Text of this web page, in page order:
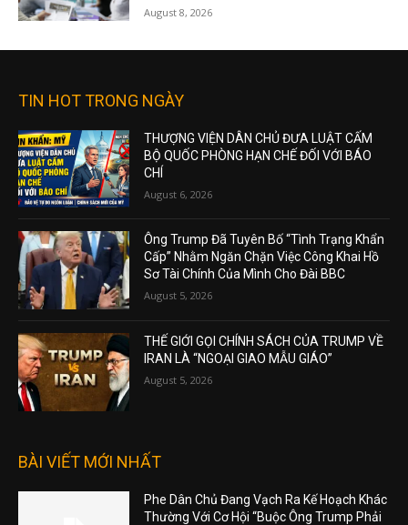
August 8, 2026
TIN HOT TRONG NGÀY
THƯỢNG VIỆN DÂN CHỦ ĐƯA LUẬT CẤM
BỘ QUỐC PHÒNG HẠN CHẾ ĐỐI VỚI BÁO
CHÍ
August 6, 2026
Ông Trump Đã Tuyên Bố “Tình Trạng Khẩn
Cấp” Nhằm Ngăn Chặn Việc Công Khai Hồ
Sơ Tài Chính Của Mình Cho Đài BBC
August 5, 2026
THẾ GIỚI GỌI CHÍNH SÁCH CỦA TRUMP VỀ
IRAN LÀ “NGOẠI GIAO MẪU GIÁO”
August 5, 2026
BÀI VIẾT MỚI NHẤT
Phe Dân Chủ Đang Vạch Ra Kế Hoạch Khác
Thường Với Cơ Hội “Buộc Ông Trump Phải